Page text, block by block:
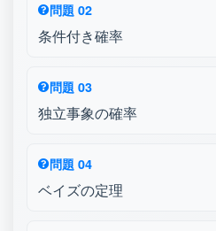
問題 02
条件付き確率
問題 03
独立事象の確率
問題 04
ベイズの定理